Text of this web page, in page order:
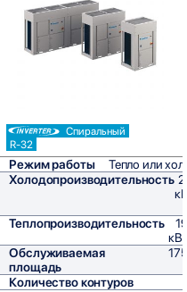
Сравнить
Спиральный
R-32
Режим работы
Тепло или
Холодопроизводительность
Теплопроизводительность
Обслуживаемая
площадь
Количество контуров